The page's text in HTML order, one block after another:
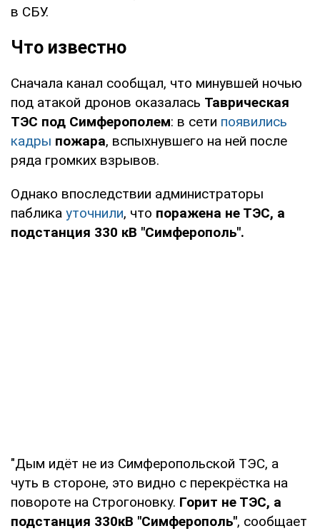
в СБУ.
Что известно
Сначала канал сообщал, что минувшей ночью
под атакой дронов оказалась Таврическая
ТЭС под Симферополем: в сети появились
кадры пожара, вспыхнувшего на ней после
ряда громких взрывов.
Однако впоследствии администраторы
паблика уточнили, что поражена не ТЭС, а
подстанция 330 кВ "Симферополь".
"Дым идёт не из Симферопольской ТЭС, а
чуть в стороне, это видно с перекрёстка на
повороте на Строгоновку. Горит не ТЭС, а
подстанция 330кВ "Симферополь", сообщает